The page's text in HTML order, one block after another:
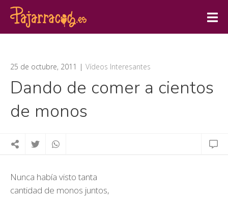
25 de octubre, 2011 Vídeos Interesantes
Dando de comer a cientos
de monos
Nunca había visto tanta
cantidad de monos juntos,